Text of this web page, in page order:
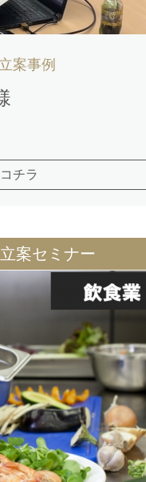
案事例
チラ
案セミナー